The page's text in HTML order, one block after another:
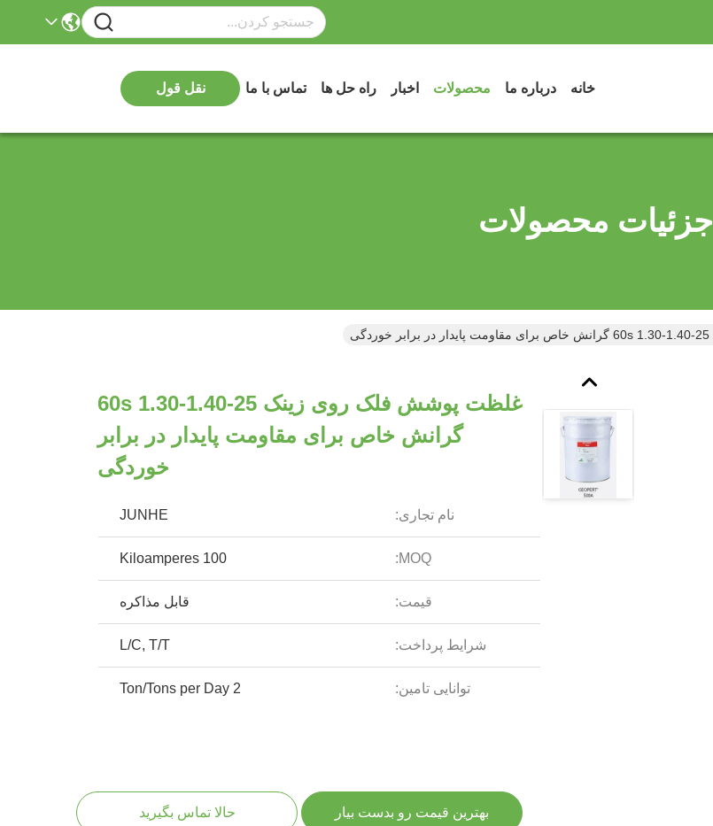
خانه درباره ما محصولات اخبار راه حل ها تماس با ما نقل قول
جزئیات محصولات
غلظت پوشش فلک روی زینک 25-60s 1.30-1.40
گرانش خاص برای مقاومت پایدار در برابر
خوردگی
نام تجاری: JUNHE
MOQ:
100 Kiloamperes
قیمت: قابل مذاکره
شرایط پرداخت: L/C, T/T
توانایی تامین: 2 Ton/Tons per Day
بهترین قیمت رو بدست بیار حالا تماس بگیرید